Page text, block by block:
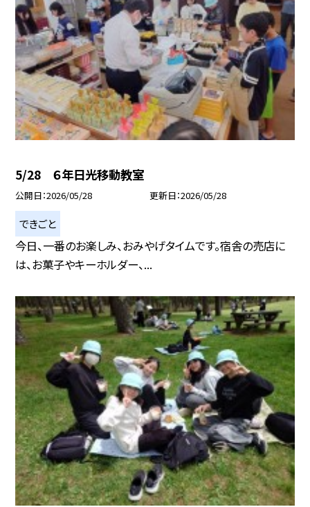
5/28 ６年日光移動教室
公開日 2026/05/28 更新日 2026/05/28
できごと
今日、一番のお楽しみ、おみやげタイムです。宿舎の売店に
は、お菓子やキーホルダー、...